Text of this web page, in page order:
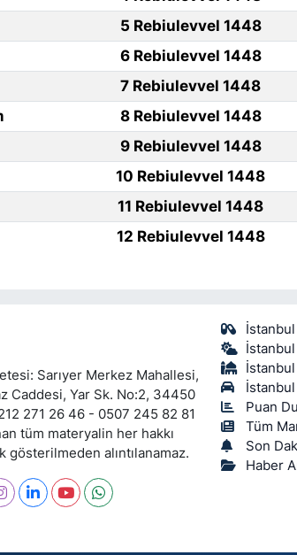
5 Rebiulevvel 1448
6 Rebiulevvel 1448
7 Rebiulevvel 1448
8 Rebiulevvel 1448
9 Rebiulevvel 1448
10 Rebiulevvel 1448
11 Rebiulevvel 1448
12 Rebiulevvel 1448
Sarıyer Merkez Mahallesi,
Caddesi, Yar Sk. No:2, 34450
271 26 46 - 0507 245 82 81
tüm materyalin her hakkı
gösterilmeden alıntılanamaz.
Puan
Tüm
Son
Haber